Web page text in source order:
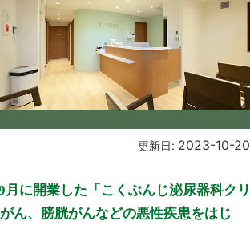
更新日: 2023-10-20
に開業した「こくぶんじ泌尿器科クリ
ん、膀胱がんなどの悪性疾患をはじ